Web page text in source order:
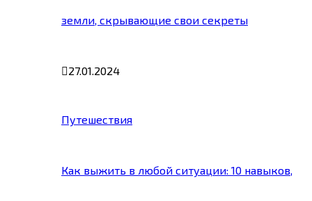
земли, скрывающие свои секреты
27.01.2024
Путешествия
Как выжить в любой ситуации: 10 навыков,